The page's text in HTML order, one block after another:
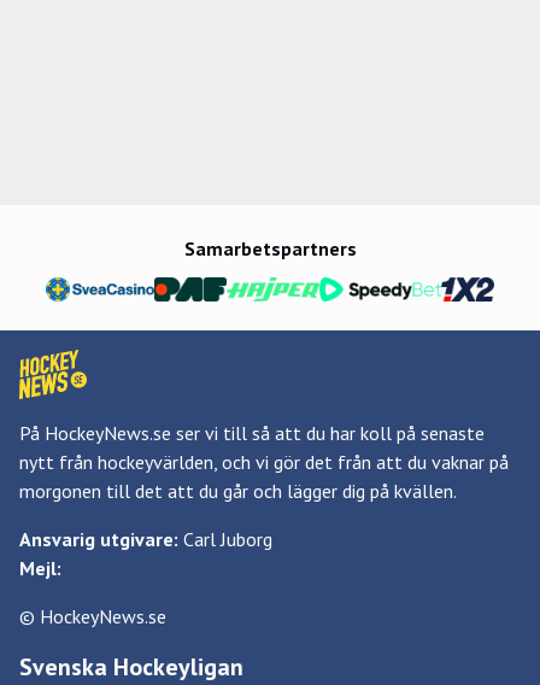
Samarbetspartners
På HockeyNews.se ser vi till så att du har koll på senaste
nytt från hockeyvärlden, och vi gör det från att du vaknar på
morgonen till det att du går och lägger dig på kvällen.
Ansvarig utgivare: Carl Juborg
Mejl:
© HockeyNews.se
Svenska Hockeyligan